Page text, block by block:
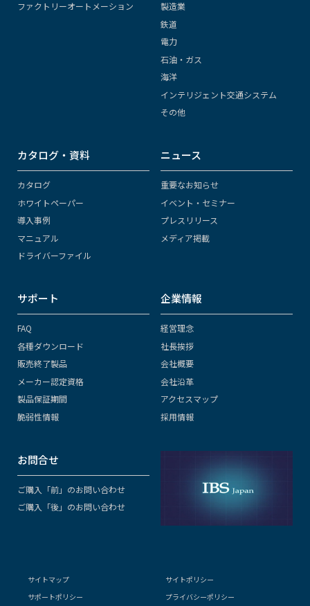
ファクトリーオートメーション
製造業
鉄道
電力
石油・ガス
海洋
インテリジェント交通システム
その他
カタログ・資料
カタログ
ホワイトペーパー
導入事例
マニュアル
ドライバーファイル
ニュース
重要なお知らせ
イベント・セミナー
プレスリリース
メディア掲載
サポート
FAQ
各種ダウンロード
販売終了製品
メーカー認定資格
製品保証期間
脆弱性情報
企業情報
経営理念
社長挨拶
会社概要
会社沿革
アクセスマップ
採用情報
お問合せ
ご購入「前」のお問い合わせ
ご購入「後」のお問い合わせ
サイトマップ
サイトポリシー
サポートポリシー
プライバシーポリシー